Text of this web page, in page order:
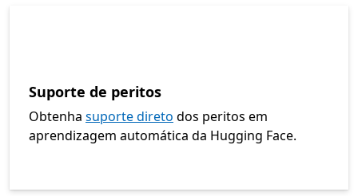
Suporte de peritos
Obtenha suporte direto dos peritos em
aprendizagem automática da Hugging Face.